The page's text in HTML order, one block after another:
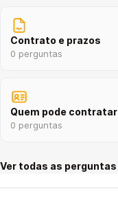
Contrato e prazos
0 perguntas
Quem pode contratar
0 perguntas
Ver todas as perguntas